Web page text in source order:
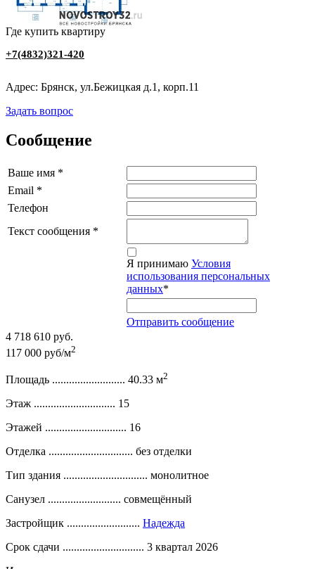
Где купить квартиру
+7(4832)321-420
Адрес: Брянск, ул.Бежицкая д.1, корп.11
Задать вопрос
Сообщение
Ваше имя *
Email *
Телефон
Текст сообщения *
Я принимаю Условия
использования персональных
данных*
Отправить сообщение
4 718 610 руб.
117 000 руб/м2
Площадь .......................... 40.33 м2
Этаж ............................. 15
Этажей ............................. 16
Отделка .............................. без отделки
Тип здания .............................. монолитное
Санузел .......................... совмещённый
Застройщик .......................... Надежда
Срок сдачи ............................. 3 квартал 2026